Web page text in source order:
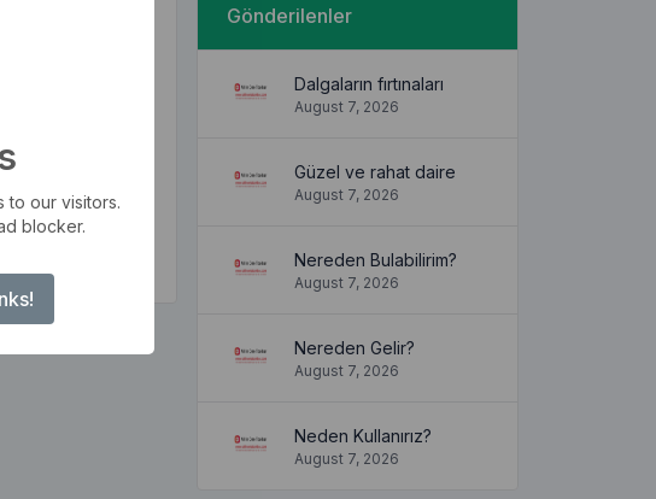
erat
Sed facilisis
Gönderilenler
Dalgaların fırtınaları
August 7, 2026
Güzel ve rahat daire
August 7, 2026
Nereden Bulabilirim?
August 7, 2026
Nereden Gelir?
August 7, 2026
Neden Kullanırız?
August 7, 2026
to our visitors.
blocker.